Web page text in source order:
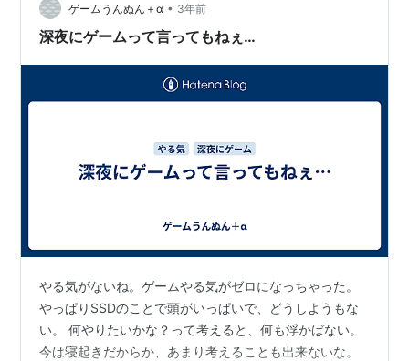
たので、腰とか背中も痛くなってます。将来的な腰痛と
か、絶対デスクワークが原因の一つになっていると思う
ゲームうんぬん＋α • 3年前
深夜にゲームって言ってもねぇ…
やる気がないね。ゲームやる気がゼロになっちゃった。
やっぱりSSDのことで頭がいっぱいで、どうしようもな
い。 何やりたいかな？って考えると、何も浮かばない。
今は寝起きだからか、あまり考えることも出来ないな。